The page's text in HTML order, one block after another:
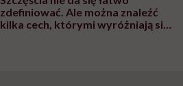
zdefiniować. Ale można znaleźć
kilka cech, którymi wyróżniają się